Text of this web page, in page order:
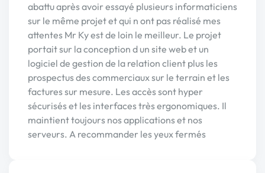
abattu après avoir essayé plusieurs informaticiens
sur le même projet et qui n ont pas réalisé mes
attentes Mr Ky est de loin le meilleur. Le projet
portait sur la conception d un site web et un
logiciel de gestion de la relation client plus les
prospectus des commerciaux sur le terrain et les
factures sur mesure. Les accès sont hyper
sécurisés et les interfaces très ergonomiques. Il
maintient toujours nos applications et nos
serveurs. A recommander les yeux fermés